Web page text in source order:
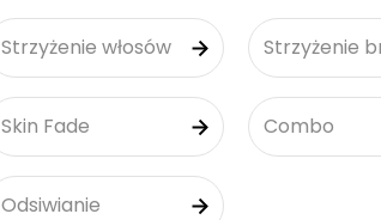
Strzyżenie włosów Strzyżenie
Skin Fade Combo
Odsiwianie